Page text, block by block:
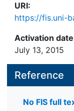
URI:
https://fis.uni-
Activation
July 13, 2015
Reference
No FIS full